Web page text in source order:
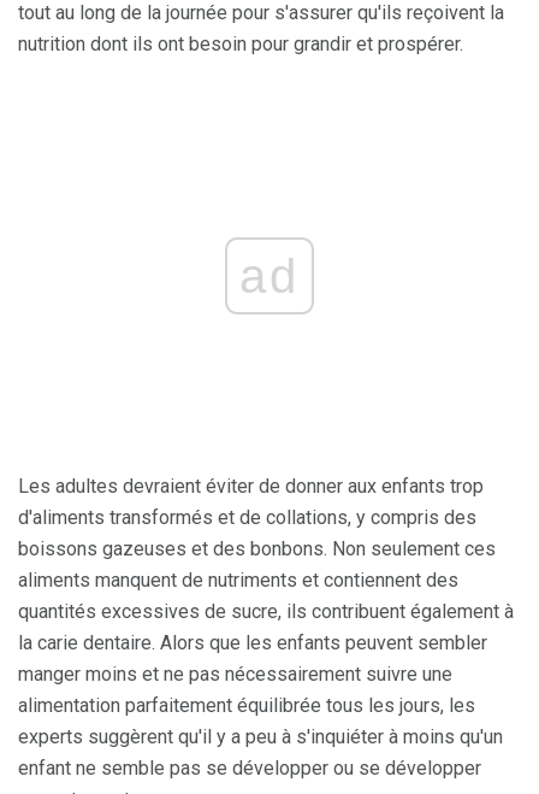
tout au long de la journée pour s'assurer qu'ils reçoivent la
nutrition dont ils ont besoin pour grandir et prospérer.
ad
Les adultes devraient éviter de donner aux enfants trop
d'aliments transformés et de collations, y compris des
boissons gazeuses et des bonbons. Non seulement ces
aliments manquent de nutriments et contiennent des
quantités excessives de sucre, ils contribuent également à
la carie dentaire. Alors que les enfants peuvent sembler
manger moins et ne pas nécessairement suivre une
alimentation parfaitement équilibrée tous les jours, les
experts suggèrent qu'il y a peu à s'inquiéter à moins qu'un
enfant ne semble pas se développer ou se développer